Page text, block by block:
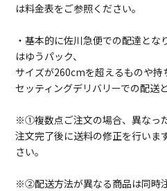
は料金表をご参照ください。
・基本的に佐川急便での配達と
はゆうパック、
サイズが260cmを超えるものや持
セッティングデリバリーでの配送
※①複数点ご注文の場合、異なっ
注文完了後に送料の修正を行いま
さい。
※②配送方法が異なる商品は同時